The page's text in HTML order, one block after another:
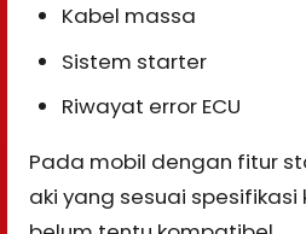
Kabel massa
Sistem starter
Riwayat error ECU
Pada mobil dengan fitur
aki yang sesuai